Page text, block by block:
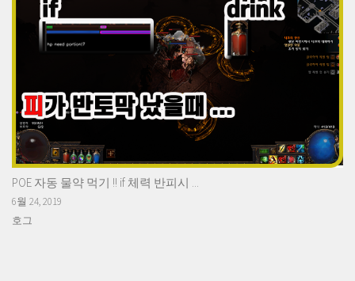
POE 자동 물약 먹기 !! if 체력 반피시 ...
6월 24, 2019
호그